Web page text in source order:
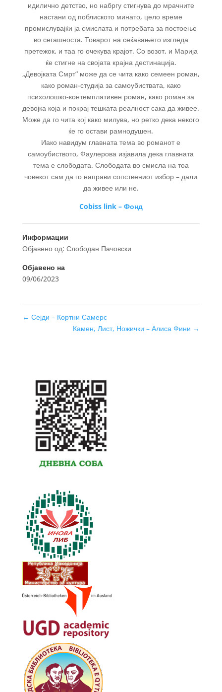
идилично детство, но набргу стигнува до мрачните
настани од поблиското минато, цело време
промислувајќи ја смислата и потребата за постоење
во сегашноста. Товарот на сеќавањето изгледа
претежок, и таа го очекува крајот. Со возот, и Марија
ќе стигне на својата крајна дестинација.
„Девојката Смрт“ може да се чита како семеен роман,
како роман-студија за самоубиствата, како
психолошко-контемплативен роман, како роман за
девојка која и покрај тешката реалност сака да живее.
Може да го чита кој како милува, но ретко дека некого
ќе го остави рамнодушен.
Иако навидум главната тема во романот е
самоубиството, Фаулерова изјавила дека главната
тема е слободата. Слободата во смисла на тоа
човекот сам да го направи сопствениот избор – дали
да живее или не.
Cobiss link – Фонд
Информации
Објавено од: Слободан Пачовски
Објавено на
09/06/2023
← Сејди – Кортни Самерс
Камен, Лист, Ножички – Алиса Фини →